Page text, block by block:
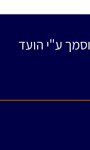
ע"י הועד